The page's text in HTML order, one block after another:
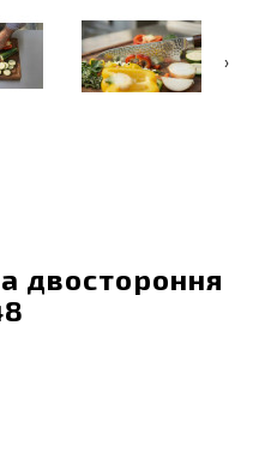
›
двостороння